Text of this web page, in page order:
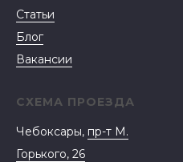
Статьи
Блог
Вакансии
СХЕМА ПРОЕЗДА
Чебоксары, пр-т М.
Горького, 26